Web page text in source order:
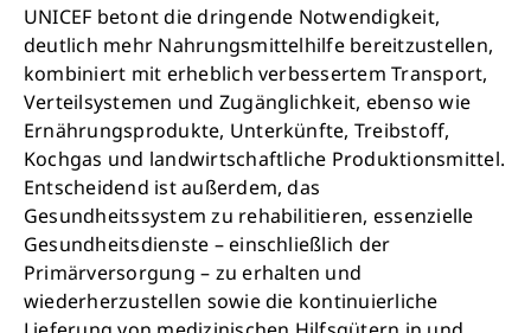
UNICEF betont die dringende Notwendigkeit,
deutlich mehr Nahrungsmittelhilfe bereitzustellen,
kombiniert mit erheblich verbessertem Transport,
Verteilsystemen und Zugänglichkeit, ebenso wie
Ernährungsprodukte, Unterkünfte, Treibstoff,
Kochgas und landwirtschaftliche Produktionsmittel.
Entscheidend ist außerdem, das
Gesundheitssystem zu rehabilitieren, essenzielle
Gesundheitsdienste – einschließlich der
Primärversorgung – zu erhalten und
wiederherzustellen sowie die kontinuierliche
Krankheit, mehr Kindheit, bessere Zukunft.
Jetzt Leben retten